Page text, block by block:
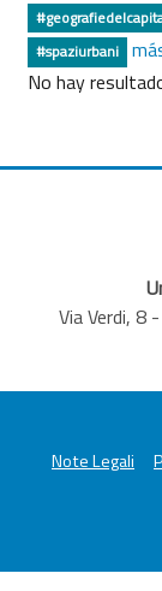
#spaziurbani
No hay
Via Verdi, 8
Note Legali